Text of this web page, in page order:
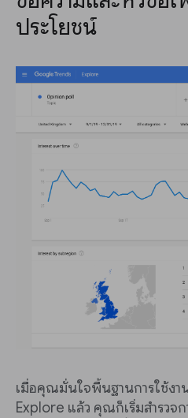
ประโยชน์
เมื่อคุณมั่นใจพื้นฐานการใช้ง
Explore แล้ว คุณก็เริ่มสำรวจก